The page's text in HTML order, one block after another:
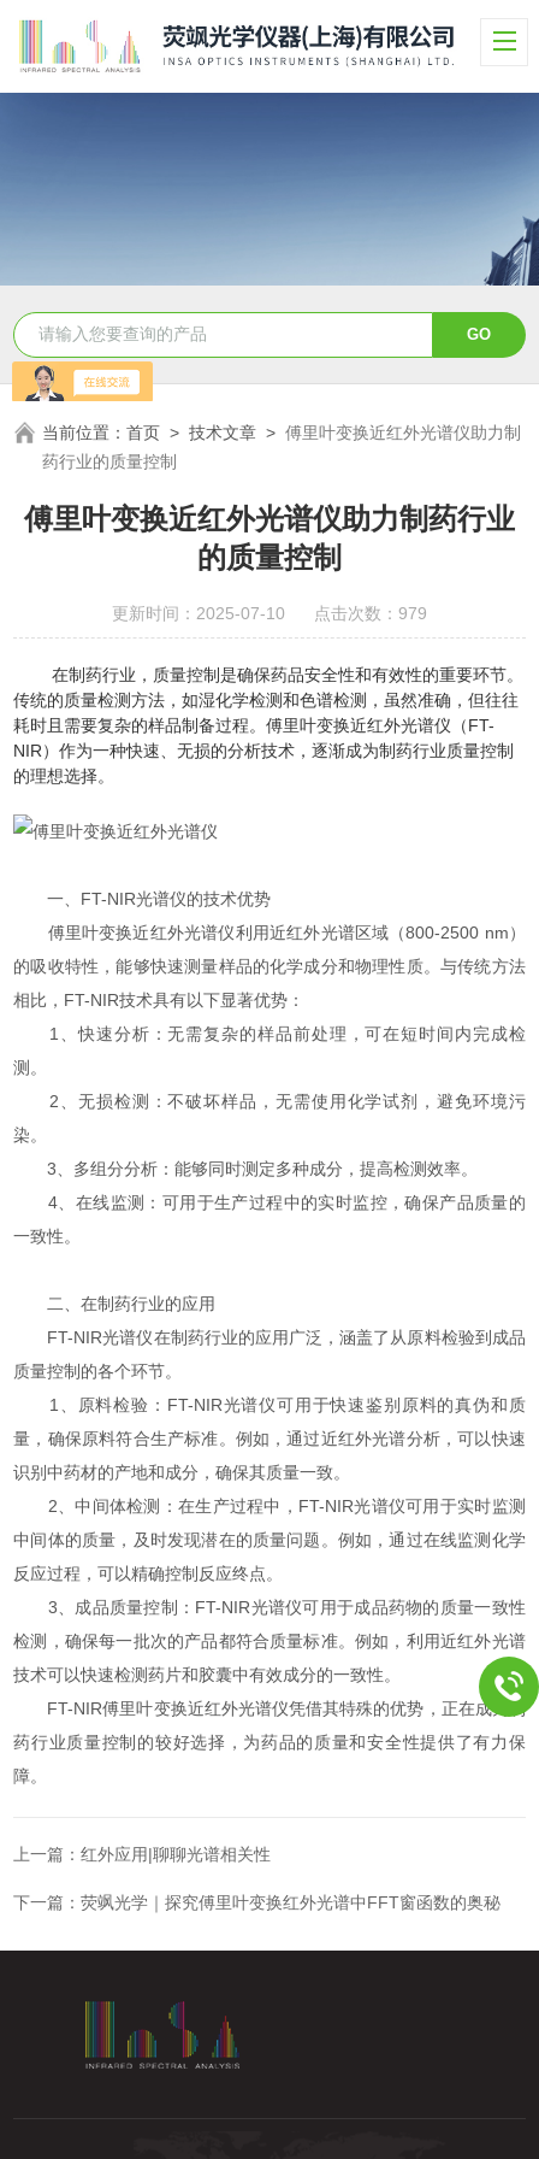
当前位置：首页 >技术文章 >傅里叶变换近红外光谱仪助力制
药行业的质量控制
傅里叶变换近红外光谱仪助力制药行业
的质量控制
更新时间：2025-07-10 点击次数：979
在制药行业，质量控制是确保药品安全性和有效性的重要环节。
传统的质量检测方法，如湿化学检测和色谱检测，虽然准确，但往往
耗时且需要复杂的样品制备过程。傅里叶变换近红外光谱仪（FT-
NIR）作为一种快速、无损的分析技术，逐渐成为制药行业质量控制
的理想选择。
一、FT-NIR光谱仪的技术优势
傅里叶变换近红外光谱仪利用近红外光谱区域（800-2500 nm）
的吸收特性，能够快速测量样品的化学成分和物理性质。与传统方法
相比，FT-NIR技术具有以下显著优势：
1、快速分析：无需复杂的样品前处理，可在短时间内完成检
测。
2、无损检测：不破坏样品，无需使用化学试剂，避免环境污
染。
3、多组分分析：能够同时测定多种成分，提高检测效率。
4、在线监测：可用于生产过程中的实时监控，确保产品质量的
一致性。
二、在制药行业的应用
FT-NIR光谱仪在制药行业的应用广泛，涵盖了从原料检验到成品
质量控制的各个环节。
1、原料检验：FT-NIR光谱仪可用于快速鉴别原料的真伪和质
量，确保原料符合生产标准。例如，通过近红外光谱分析，可以快速
识别中药材的产地和成分，确保其质量一致。
2、中间体检测：在生产过程中，FT-NIR光谱仪可用于实时监测
中间体的质量，及时发现潜在的质量问题。例如，通过在线监测化学
反应过程，可以精确控制反应终点。
3、成品质量控制：FT-NIR光谱仪可用于成品药物的质量一致性
检测，确保每一批次的产品都符合质量标准。例如，利用近红外光谱
技术可以快速检测药片和胶囊中有效成分的一致性。
FT-NIR傅里叶变换近红外光谱仪凭借其特殊的优势，正在成为制
药行业质量控制的较好选择，为药品的质量和安全性提供了有力保
障。
上一篇：红外应用|聊聊光谱相关性
下一篇：荧飒光学｜探究傅里叶变换红外光谱中FFT窗函数的奥秘